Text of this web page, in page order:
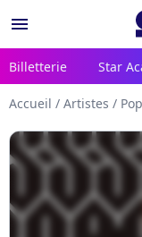
menu
Billetterie Star
Accueil / Artistes /